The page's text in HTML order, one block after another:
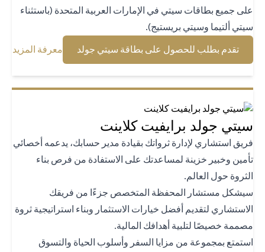
جميع بطاقات سيتي في الإمارات العربية المتحدة (باستثناء
ألتيما وسيتي بريستيج).
تقدم بطلب للحصول على بطاقة سيتي جولد opens in a new tab
معرفة المزيدtab
جولد برايفيت كلاينت
استشاري لإدارة ثرواتك بقيادة مدير حسابك، يدعمه أخصائي
وخبير خزينة لمساعدتك على الاستفادة من فرص بناء
حول العالم.
مستشار المحفظة المتخصص جزءًا من فريقك
لتقديم أفضل خيارات الاستثمار وبناء استراتيجية ثروة
خصيصًا لتلبية أهدافك المالية.
بمجموعة من مزايا السفر وأسلوب الحياة والتسوق